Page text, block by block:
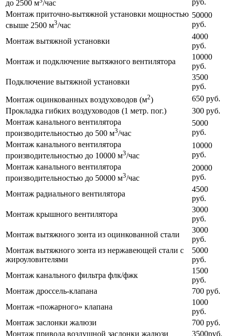
до 2500 м /час
Монтаж приточно-вытяжной установки мощностью
свыше 2500 м3/час
50000
руб.
Монтаж вытяжной установки
4000
руб.
Монтаж и подключение вытяжного вентилятора
10000
руб.
Подключение вытяжной установки
3500
руб.
Монтаж оцинкованных воздуховодов (м2)
650 руб.
Прокладка гибких воздуховодов (1 метр. пог.)
300 руб.
Монтаж канального вентилятора
производительностью до 500 м3/час
5000
руб.
Монтаж канального вентилятора
производительностью до 10000 м3/час
10000
руб.
Монтаж канального вентилятора
производительностью до 50000 м3/час
20000
руб.
Монтаж радиального вентилятора
4500
руб.
Монтаж крышного вентилятора
3000
руб.
Монтаж вытяжного зонта из оцинкованной стали
3000
руб.
Монтаж вытяжного зонта из нержавеющей стали с
жироуловителями
5000
руб.
Монтаж канального фильтра флк/фжк
1500
руб.
Монтаж дроссель-клапана
700 руб.
Монтаж «пожарного» клапана
1000
руб.
Монтаж заслонки жалюзи
700 руб.
Монтаж привода воздушной заслонки жалюзи
3500руб.